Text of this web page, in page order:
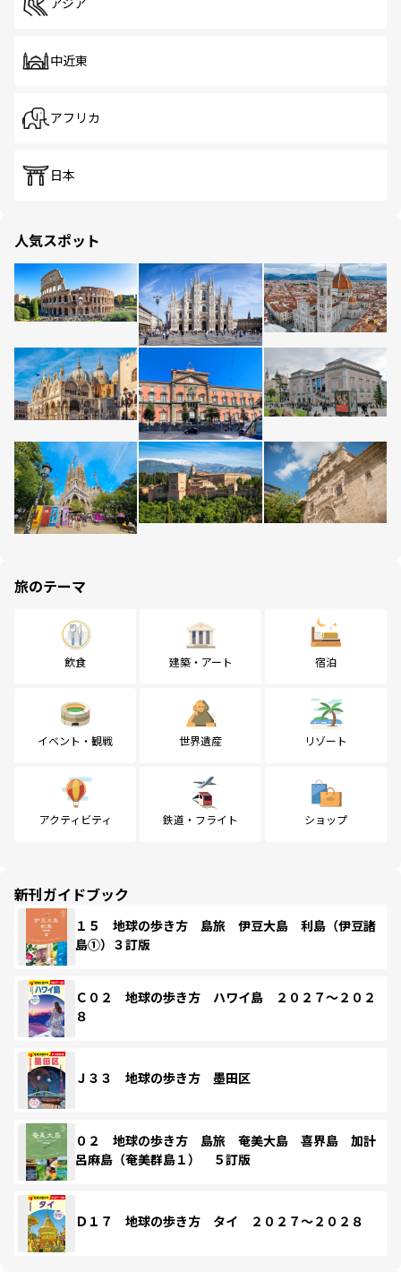
アジア
中近東
アフリカ
日本
人気スポット
旅のテーマ
飲食 建築・アート 宿泊
イベント・観戦 世界遺産 リゾート
アクティビティ 鉄道・フライト ショップ
新刊ガイドブック
１５ 地球の歩き方 島旅 伊豆大島 利島（伊豆諸
島①）３訂版
Ｃ０２ 地球の歩き方 ハワイ島 ２０２７～２０２
８
Ｊ３３ 地球の歩き方 墨田区
０２ 地球の歩き方 島旅 奄美大島 喜界島 加計
呂麻島（奄美群島１） ５訂版
Ｄ１７ 地球の歩き方 タイ ２０２７～２０２８